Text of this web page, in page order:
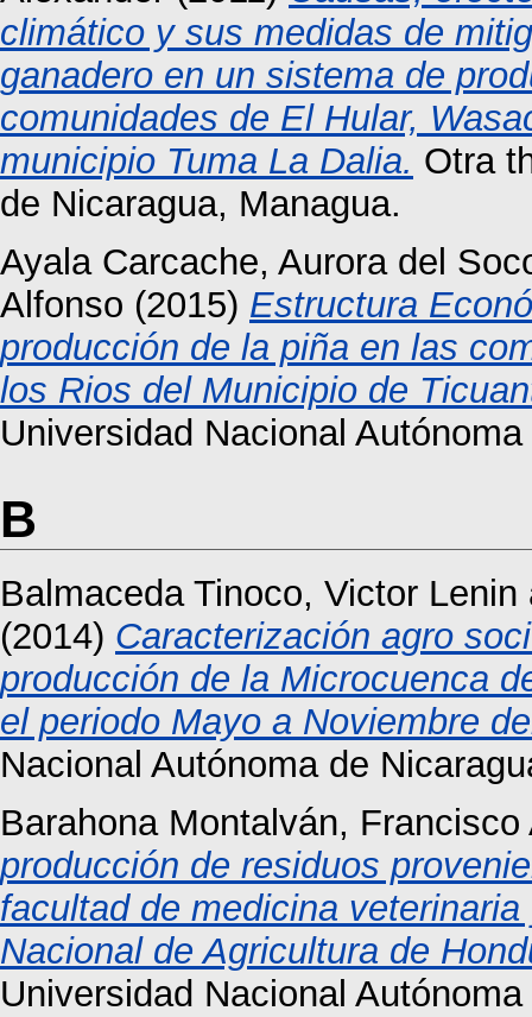
climático y sus medidas de
ganadero en un sistema de
comunidades de El Hular,
municipio Tuma La Dalia. Otra
de Nicaragua, Managua.
Ayala Carcache, Aurora del
Alfonso (2015) Estructura
producción de la piña en las
los Rios del Municipio de
Universidad Nacional
B
Balmaceda Tinoco, Victor Lenin
(2014) Caracterización agro
producción de la Microcuenca
el periodo Mayo a Noviembre
Nacional Autónoma de
Barahona Montalván, Francisco
producción de residuos
facultad de medicina
Nacional de Agricultura de
Universidad Nacional